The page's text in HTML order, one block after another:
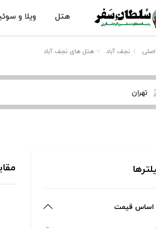
هتل ویلا و
نجف آباد هتل های نجف آباد
تهران
اساس قیمت